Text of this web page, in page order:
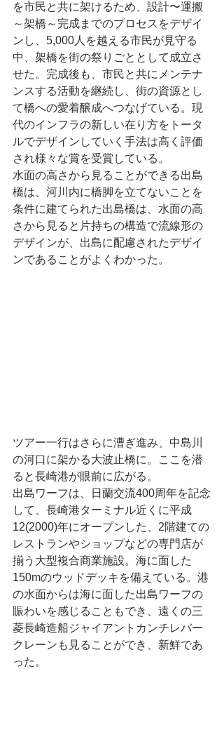
を市民と共に架けるため、設計〜運搬
～架橋～完成までのプロセスをデザイ
ンし、5,000人を越える市民が見守る
中、架橋を街の祭りごととして成立さ
せた。完成後も、市民と共にメンテナ
ンスする活動を継続し、街の資源とし
て橋への愛着醸成へつなげている。現
代のインフラの新しい在り方をトータ
ルでデザインしていく手法は高く評価
され様々な賞を受賞している。
水面の高さから見ることができる出島
橋は、河川内に橋脚を立てないことを
条件に建てられた出島橋は、水面の高
さから見ると片持ちの構造で流線形の
デザインが、出島に配慮されたデザイ
ンであることがよくわかった。
ツアー一行はさらに漕ぎ進み、中島川
の河口に架かる大波止橋に。ここを潜
ると長崎港が眼前に広がる。
出島ワーフは、日蘭交流400周年を記念
して、長崎港ターミナル近くに平成
12(2000)年にオープンした、2階建ての
レストランやショップなどの専門店が
揃う大型複合商業施設。海に面した
150mのウッドデッキを備えている。港
の水面からは海に面した出島ワーフの
賑わいを感じることもでき、遠くの三
菱長崎造船ジャイアントカンチレバー
クレーンも見ることができ、新鮮であ
った。